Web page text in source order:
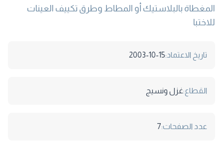
المغطاة بالبلاستيك أو المطاط وطرق تكييف العينات
للاختبا
تاريخ الاعتماد:2003-10-15
القطاع:غزل ونسيج
عدد الصفحات:7